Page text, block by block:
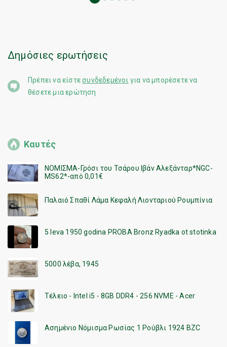
Δημόσιες ερωτήσεις
Πρέπει να είστεσυνδεδεμένοι για να μπορέσετε να
θέσετε μια ερώτηση
Καυτές
ΝΟΜΙΣΜΑ-Γρόσι του Τσάρου Ιβάν Αλεξάνταρ*NGC-
MS62*-από 0,01€
Παλαιό Σπαθί Λάμα Κεφαλή Λιονταριού Ρουμπίνια
5 leva 1950 godina PROBA Bronz Ryadka ot stotinka
5000 λέβα, 1945
Τέλειο - Intel i5 - 8GB DDR4 - 256 NVME - Acer
Ασημένιο Νόμισμα Ρωσίας 1 Ρούβλι 1924 BZC